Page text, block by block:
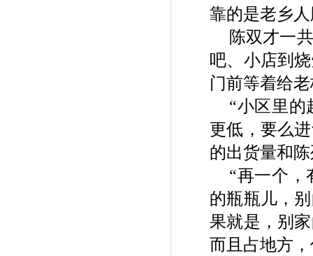
靠的是老乡
陈双才一
吧、小店到
门前等着给
“小区里的
更低，要么
的出货量和
“再一个，
的瓶瓶儿，
果就是，别
而且占地方